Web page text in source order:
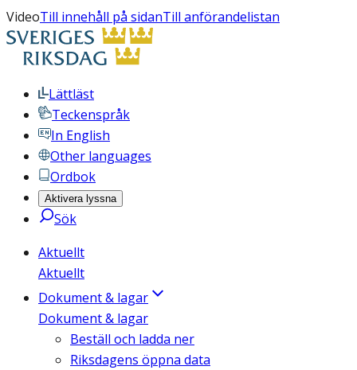
VideoTill innehåll på sidanTill anförandelistan
Lättläst
Teckenspråk
In English
Other languages
Ordbok
Aktivera lyssna
Sök
Aktuellt
Aktuellt
Dokument & lagar
Dokument & lagar
Beställ och ladda ner
Riksdagens öppna data